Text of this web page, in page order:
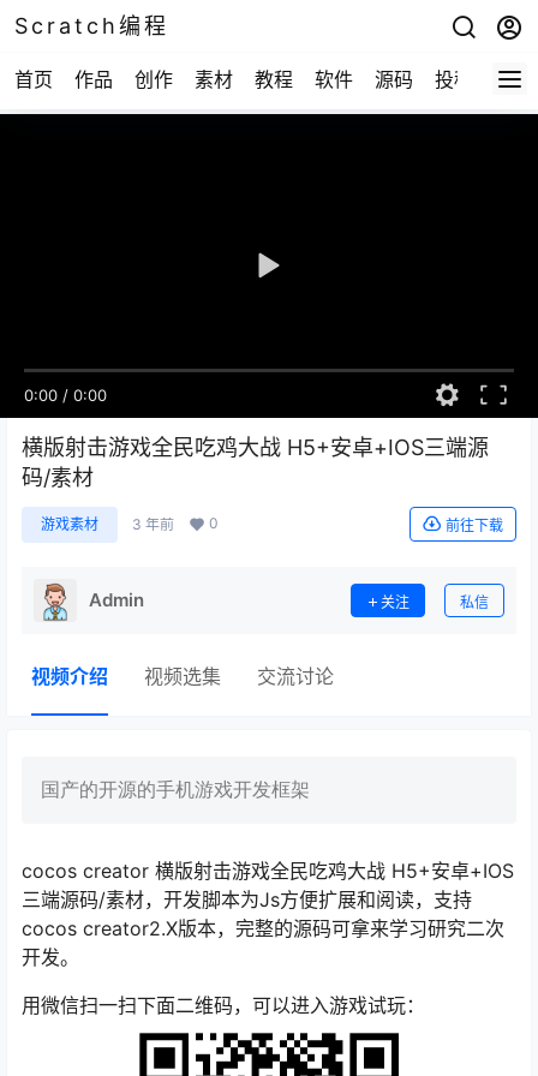
Scratch编程
首页 作品 创作 素材 教程 软件 源码 投稿 关于
0:00 / 0:00
横版射击游戏全民吃鸡大战 H5+安卓+IOS三端源
码/素材
游戏素材 3 年前 0 前往下载
Admin 关注 私信
视频介绍 视频选集 交流讨论
国产的开源的手机游戏开发框架
cocos creator 横版射击游戏全民吃鸡大战 H5+安卓+IOS
三端源码/素材，开发脚本为Js方便扩展和阅读，支持
cocos creator2.X版本，完整的源码可拿来学习研究二次
开发。
用微信扫一扫下面二维码，可以进入游戏试玩：